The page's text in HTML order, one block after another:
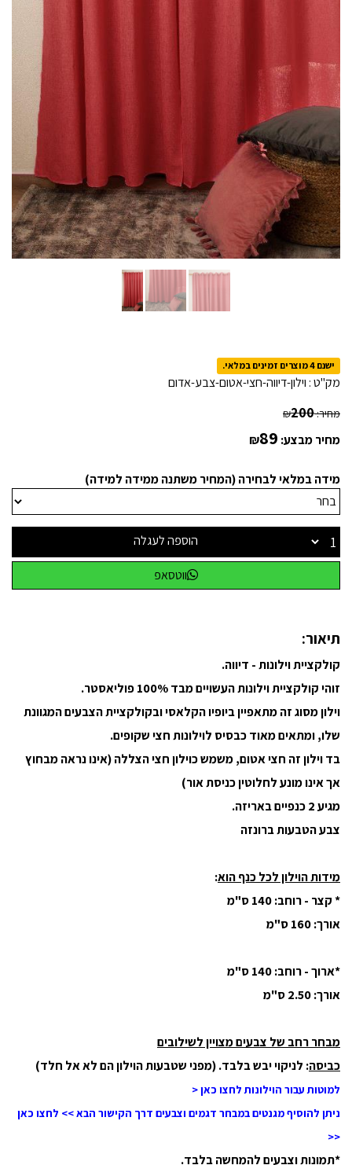
ישנם 4 מוצרים זמינים במלאי.
מק"ט : וילון-דיווה-חצי-אטום-צבע-אדום
מחיר: ₪200
מחיר מבצע: ₪89
מידה במלאי לבחירה (המחיר משתנה ממידה למידה)
הוספה לעגלה
ווטסאפ
תיאור:
קולקציית וילונות - דיווה.
זוהי קולקציית וילונות העשויים מבד 100% פוליאסטר.
וילון מסוג זה מתאפיין ביופיו הקלאסי ובקולקציית הצבעים המגוונת
שלו, ומתאים מאוד כבסיס לוילונות חצי שקופים.
בד וילון זה חצי אטום, משמש כוילון חצי הצללה (אינו נראה מבחוץ
אך אינו מונע לחלוטין כניסת אור)
מגיע 2 כנפיים באריזה.
צבע הטבעות ברונזה
מידות הוילון לכל כנף הוא:
* קצר - רוחב: 140 ס"מ
אורך: 160 ס"מ
*ארוך - רוחב: 140 ס"מ
אורך: 2.50 ס"מ
מבחר רחב של צבעים מצויין לשילובים
כביסה: לניקוי יבש בלבד. (מפני שטבעות הוילון הם לא אל חלד)
למוטות עבור הוילונות לחצו כאן <
ניתן להוסיף מגנטים במבחר דגמים וצבעים דרך הקישור הבא >> לחצו כאן
<<
*תמונות וצבעים להמחשה בלבד.